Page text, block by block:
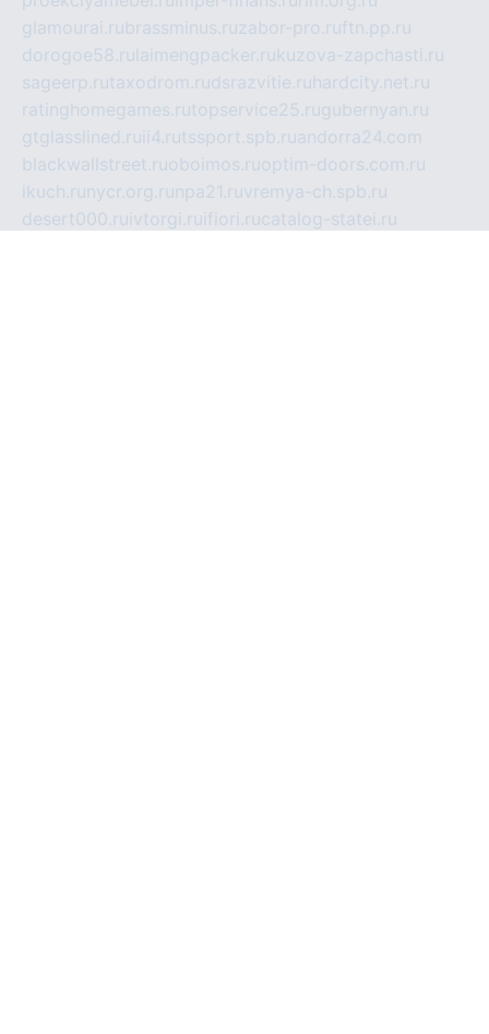
glamourai.rubrassminus.ruzabor-pro.ruftn.pp.ru
dorogoe58.ru laimengpacker.rukuzova-zapchasti.ru
sageerp.rutaxodrom.rudsrazvitie.ru hardcity.net.ru
ratinghomegames.rutopservice25.rugubernyan.ru
gtglasslined.ru ii4.rutssport.spb.ruandorra24.com
blackwallstreet.ruoboimos.ruoptim-doors.com.ru
ikuch.ru nycr.org.ru npa21.ruvremya-ch.spb.ru
desert000.ru ivtorgi.ru ifiori.rucatalog-statei.ru